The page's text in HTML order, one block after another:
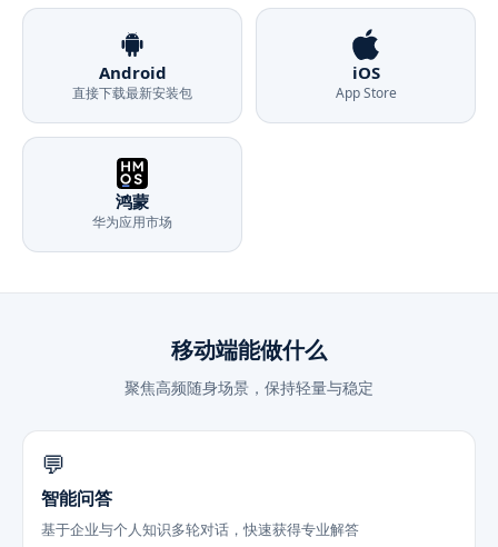
Android
直接下载最新安装包
iOS
App Store
鸿蒙
华为应用市场
移动端能做什么
聚焦高频随身场景，保持轻量与稳定
💬
智能问答
基于企业与个人知识多轮对话，快速获得专业解答